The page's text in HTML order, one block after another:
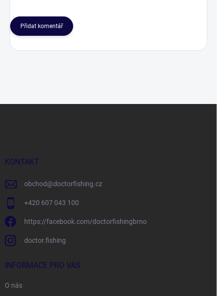
Přidat komentář
KONTAKT
obchod@doctorfishing.cz
+420 607 043 100
https://facebook.com/doctorfishingbrno
doctor.fishing
INFORMACE PRO VÁS
O nás